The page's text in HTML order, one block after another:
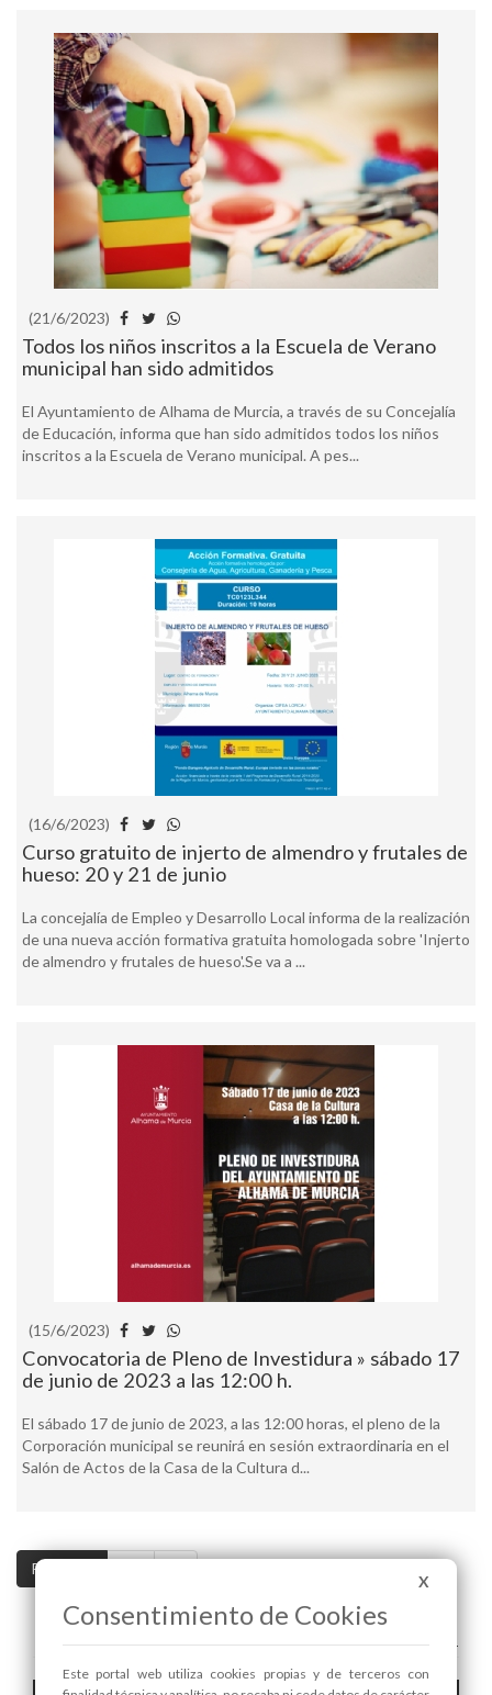
(21/6/2023)
Todos los niños inscritos a la Escuela de Verano
municipal han sido admitidos
El Ayuntamiento de Alhama de Murcia, a través de su Concejalía
de Educación, informa que han sido admitidos todos los niños
inscritos a la Escuela de Verano municipal. A pes...
(16/6/2023)
Curso gratuito de injerto de almendro y frutales de
hueso: 20 y 21 de junio
La concejalía de Empleo y Desarrollo Local informa de la realización
de una nueva acción formativa gratuita homologada sobre 'Injerto
de almendro y frutales de hueso'.Se va a ...
(15/6/2023)
Convocatoria de Pleno de Investidura » sábado 17
de junio de 2023 a las 12:00 h.
El sábado 17 de junio de 2023, a las 12:00 horas, el pleno de la
Corporación municipal se reunirá en sesión extraordinaria en el
Salón de Actos de la Casa de la Cultura d...
Pag. 1 / 2
A+ A-
X
Consentimiento de Cookies
Este portal web utiliza cookies propias y de terceros con